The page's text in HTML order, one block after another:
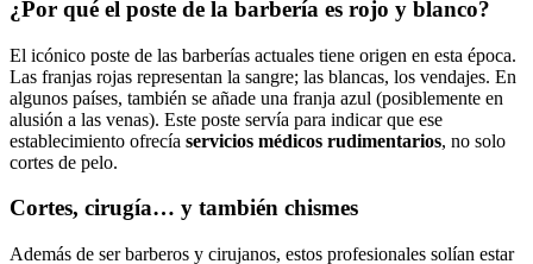
¿Por qué el poste de la barbería es rojo y blanco?
El icónico poste de las barberías actuales tiene origen en esta época.
Las franjas rojas representan la sangre; las blancas, los vendajes. En
algunos países, también se añade una franja azul (posiblemente en
alusión a las venas). Este poste servía para indicar que ese
establecimiento ofrecía servicios médicos rudimentarios, no solo
cortes de pelo.
Cortes, cirugía… y también chismes
Además de ser barberos y cirujanos, estos profesionales solían estar